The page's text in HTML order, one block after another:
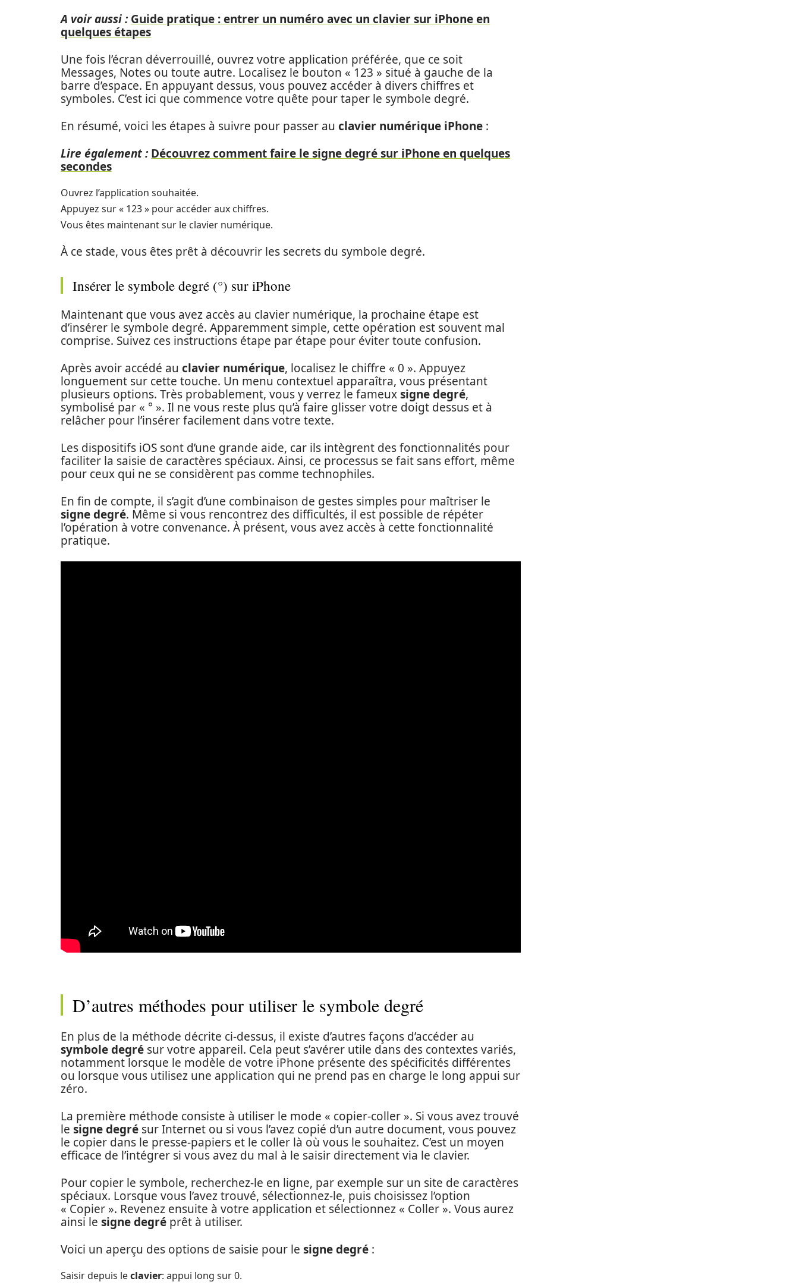
A voir aussi : Guide pratique : entrer un numéro avec un clavier sur iPhone en
quelques étapes
Une fois l’écran déverrouillé, ouvrez votre application préférée, que ce soit
Messages, Notes ou toute autre. Localisez le bouton « 123 » situé à gauche de la
barre d’espace. En appuyant dessus, vous pouvez accéder à divers chiffres et
symboles. C’est ici que commence votre quête pour taper le symbole degré.
En résumé, voici les étapes à suivre pour passer au clavier numérique iPhone :
Lire également : Découvrez comment faire le signe degré sur iPhone en quelques
secondes
Ouvrez l’application souhaitée.
Appuyez sur « 123 » pour accéder aux chiffres.
Vous êtes maintenant sur le clavier numérique.
À ce stade, vous êtes prêt à découvrir les secrets du symbole degré.
Insérer le symbole degré (°) sur iPhone
Maintenant que vous avez accès au clavier numérique, la prochaine étape est
d’insérer le symbole degré. Apparemment simple, cette opération est souvent mal
comprise. Suivez ces instructions étape par étape pour éviter toute confusion.
Après avoir accédé au clavier numérique, localisez le chiffre « 0 ». Appuyez
longuement sur cette touche. Un menu contextuel apparaîtra, vous présentant
plusieurs options. Très probablement, vous y verrez le fameuxsigne degré,
symbolisé par « ° ». Il ne vous reste plus qu’à faire glisser votre doigt dessus et à
relâcher pour l’insérer facilement dans votre texte.
Les dispositifs iOS sont d’une grande aide, car ils intègrent des fonctionnalités pour
faciliter la saisie de caractères spéciaux. Ainsi, ce processus se fait sans effort, même
pour ceux qui ne se considèrent pas comme technophiles.
En fin de compte, il s’agit d’une combinaison de gestes simples pour maîtriser le
signe degré. Même si vous rencontrez des difficultés, il est possible de répéter
l’opération à votre convenance. À présent, vous avez accès à cette fonctionnalité
pratique.
D’autres méthodes pour utiliser le symbole degré
En plus de la méthode décrite ci-dessus, il existe d’autres façons d’accéder au
symbole degré sur votre appareil. Cela peut s’avérer utile dans des contextes variés,
notamment lorsque le modèle de votre iPhone présente des spécificités différentes
ou lorsque vous utilisez une application qui ne prend pas en charge le long appui sur
zéro.
La première méthode consiste à utiliser le mode « copier-coller ». Si vous avez trouvé
le signe degré sur Internet ou si vous l’avez copié d’un autre document, vous pouvez
le copier dans le presse-papiers et le coller là où vous le souhaitez. C’est un moyen
efficace de l’intégrer si vous avez du mal à le saisir directement via le clavier.
Pour copier le symbole, recherchez-le en ligne, par exemple sur un site de caractères
spéciaux. Lorsque vous l’avez trouvé, sélectionnez-le, puis choisissez l’option
« Copier ». Revenez ensuite à votre application et sélectionnez « Coller ». Vous aurez
ainsi le signe degré prêt à utiliser.
Voici un aperçu des options de saisie pour le signe degré :
Saisir depuis leclavier: appui long sur 0.